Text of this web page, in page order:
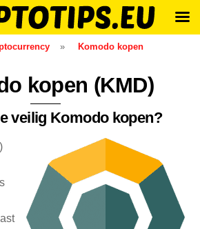
» Komodo kopen
kopen (KMD)
veilig Komodo kopen?